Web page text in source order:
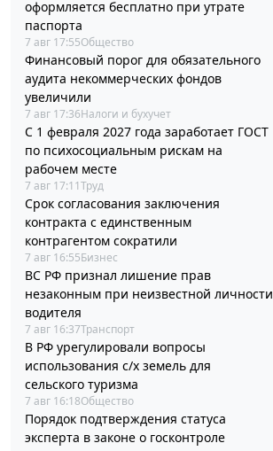
оформляется бесплатно при утрате
паспорта
7 авг 17:55Общество
Финансовый порог для обязательного
аудита некоммерческих фондов
увеличили
7 авг 17:36Налоги и бухучет
С 1 февраля 2027 года заработает ГОСТ
по психосоциальным рискам на
рабочем месте
7 авг 17:11Труд
Срок согласования заключения
контракта с единственным
контрагентом сократили
7 авг 16:55Бизнес
ВС РФ признал лишение прав
незаконным при неизвестной личности
водителя
7 авг 16:37Транспорт
В РФ урегулировали вопросы
использования с/х земель для
сельского туризма
7 авг 16:18Общество
Порядок подтверждения статуса
эксперта в законе о госконтроле